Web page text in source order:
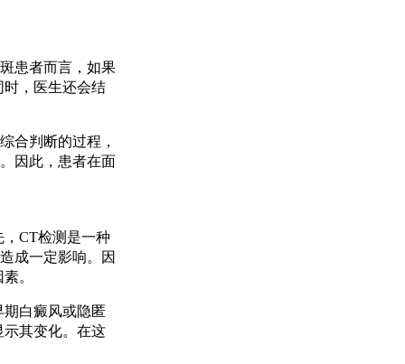
患者而言，如果
，医生还会结
合判断的过程，
因此，患者在面
CT检测是一种
成一定影响。因
。
白癜风或隐匿
其变化。在这